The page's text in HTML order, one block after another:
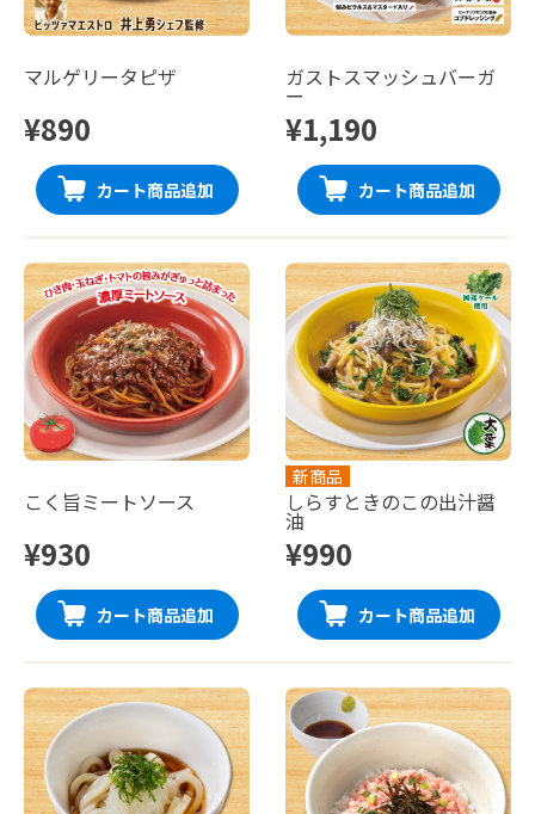
マルゲリータピザ
¥890
カート商品追加
ガストスマッシュバーガ
ー
¥1,190
カート商品追加
こく旨ミートソース
¥930
カート商品追加
新商品
しらすときのこの出汁醤
油
¥990
カート商品追加